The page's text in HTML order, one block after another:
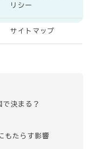
リシー
サイトマップ
で決まる？
もたらす影響